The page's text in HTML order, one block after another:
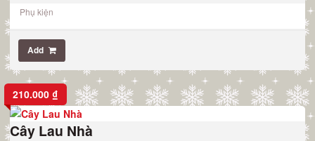
Phụ kiện
Add
210.000 ₫
Cây Lau Nhà